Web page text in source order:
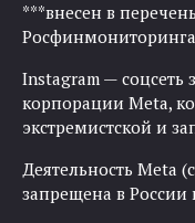
***внесен в
Росфинмониторинга
Instagram —
корпорации Meta,
экстремистской и
Деятельность Meta
запрещена в России